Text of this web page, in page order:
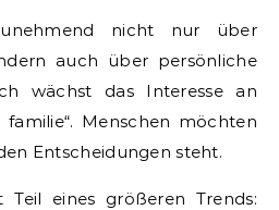
nicht nur über
auch über persönliche
wächst das Interesse an
Menschen möchten
Entscheidungen steht.
Teil eines größeren Trends: